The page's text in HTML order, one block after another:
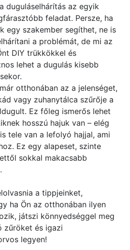
duguláselhárítás az egyik
feladat. Persze, ha
egy szakember segíthet, ne is
a problémát, de mi az
DIY trükkökkel és
lehet a dugulás kisebb
otthonában az a jelenséget,
vagy zuhanytálca szűrője a
Ez főleg ismerős lehet
hosszú hajuk van – elég
tele van a lefolyó hajjal, ami
Ez egy alapeset, szinte
sokkal makacsabb
a tippjeinket,
ha Ön az otthonában ilyen
játszi könnyedséggel meg
zűröket és igazi
legyen!